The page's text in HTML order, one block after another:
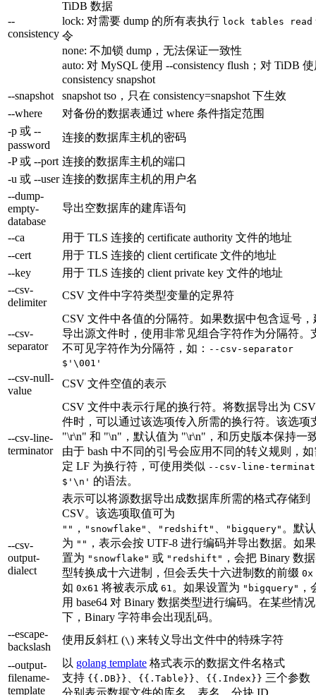
--
consistency
TiDB 数据
lock: 对需要 dump 的所有表执行 lock tables read
令
none: 不加锁 dump，无法保证一致性
auto: 对 MySQL 使用 --consistency flush；对 TiDB
consistency snapshot
--snapshot
snapshot tso，只在 consistency=snapshot 下生效
--where
对备份的数据表通过 where 条件指定范围
-p 或 --
password
连接的数据库主机的密码
-P 或 --port 连接的数据库主机的端口
-u 或 --user 连接的数据库主机的用户名
--dump-
empty-
database
导出空数据库的建库语句
--ca
用于 TLS 连接的 certificate authority 文件的地址
--cert
用于 TLS 连接的 client certificate 文件的地址
--key
用于 TLS 连接的 client private key 文件的地址
--csv-
delimiter
CSV 文件中字符类型变量的定界符
--csv-
separator
CSV 文件中各值的分隔符。如果数据中包含逗号，
导出源文件时，使用非常见组合字符作为分隔符。
不可见字符作为分隔符，如： --csv-separator
$'\001'
--csv-null-
value
CSV 文件空值的表示
--csv-line-
terminator
CSV 文件中表示行尾的换行符。将数据导出为
件时，可以通过该选项传入所需的换行符。该选项
"\r\n" 和 "\n"，默认值为 "\r\n"，和历史版本保持一
由于 bash 中不同的引号会应用不同的转义规则，
定 LF 为换行符，可使用类似 --csv-line-
$'\n' 的语法。
--csv-
output-
dialect
表示可以将源数据导出成数据库所需的格式存储到
CSV。该选项取值可为
"" ， "snowflake" "redshift" "bigquery" 。默
为 "" ，表示会按 UTF-8 进行编码并导出数据。如
置为 "snowflake" 或 "redshift" ，会把 Binary 数
型转换成十六进制，但会丢失十六进制数的前缀 0x
如 0x61 将被表示成 61 。如果设置为 "bigquery" ，
用 base64 对 Binary 数据类型进行编码。在某些情况
下，Binary 字符串会出现乱码。
--escape-
backslash
使用反斜杠 (\) 来转义导出文件中的特殊字符
--output-
filename-
template
以 golang template 格式表示的数据文件名格式
支持 {{.DB}} {{.Table}} {{.Index}} 三个参数
分别表示数据文件的库名、表名、分块 ID